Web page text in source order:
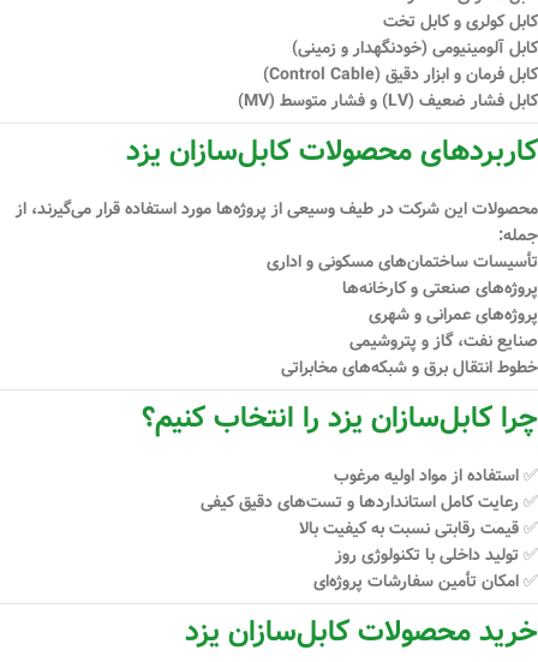
کابل کولری و کابل تخت
کابل آلومینیومی (خودنگهدار و زمینی)
کابل فرمان و ابزار دقیق (Control Cable)
کابل فشار ضعیف (LV) و فشار متوسط (MV)
کاربردهای محصولات کابل‌سازان یزد
محصولات این شرکت در طیف وسیعی از پروژه‌ها مورد استفاده قرار می‌گیرند، از
جمله:
تأسیسات ساختمان‌های مسکونی و اداری
پروژه‌های صنعتی و کارخانه‌ها
پروژه‌های عمرانی و شهری
صنایع نفت، گاز و پتروشیمی
خطوط انتقال برق و شبکه‌های مخابراتی
چرا کابل‌سازان یزد را انتخاب کنیم؟
✅ استفاده از مواد اولیه مرغوب
✅ رعایت کامل استانداردها و تست‌های دقیق کیفی
✅ قیمت رقابتی نسبت به کیفیت بالا
✅ تولید داخلی با تکنولوژی روز
✅ امکان تأمین سفارشات پروژه‌ای
خرید محصولات کابل‌سازان یزد